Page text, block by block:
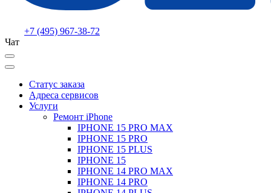
+7 (495) 967-38-72
Чат
Статус заказа
Адреса сервисов
Услуги
Ремонт iPhone
IPHONE 15 PRO MAX
IPHONE 15 PRO
IPHONE 15 PLUS
IPHONE 15
IPHONE 14 PRO MAX
IPHONE 14 PRO